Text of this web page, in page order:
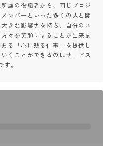
属の役職者から、同じプロジ
ンバーといった多くの人と関
きな影響力を持ち、自分のス
々を笑顔にすることが出来ま
る「心に残る仕事」を提供し
くことができるのはサービス
す。